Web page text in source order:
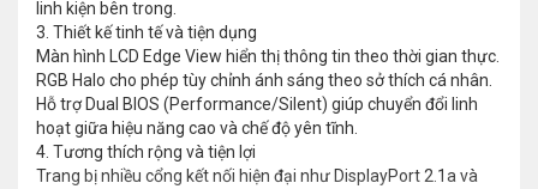
linh kiện bên trong.
3. Thiết kế tinh tế và tiện dụng
Màn hình LCD Edge View hiển thị thông tin theo thời gian thực.
RGB Halo cho phép tùy chỉnh ánh sáng theo sở thích cá nhân.
Hỗ trợ Dual BIOS (Performance/Silent) giúp chuyển đổi linh
hoạt giữa hiệu năng cao và chế độ yên tĩnh.
4. Tương thích rộng và tiện lợi
Trang bị nhiều cổng kết nối hiện đại như DisplayPort 2.1a và